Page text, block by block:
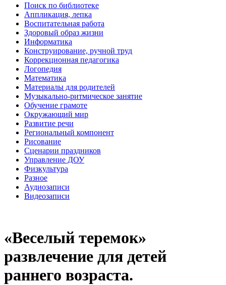
Поиск по библиотеке
Аппликация, лепка
Воспитательная работа
Здоровый образ жизни
Информатика
Конструирование, ручной труд
Коррекционная педагогика
Логопедия
Математика
Материалы для родителей
Музыкально-ритмическое занятие
Обучение грамоте
Окружающий мир
Развитие речи
Региональный компонент
Рисование
Сценарии праздников
Управление ДОУ
Физкультура
Разное
Аудиозаписи
Видеозаписи
«Веселый теремок»
развлечение для детей
раннего возраста.